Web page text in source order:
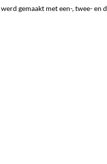
gemaakt met een-, twee- en